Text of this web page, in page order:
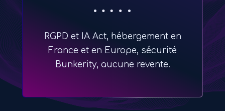
RGPD et IA Act, hébergement en
France et en Europe, sécurité
Bunkerity, aucune revente.